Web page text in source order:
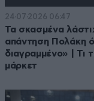
24·07·2026 06:47
Τα σκασμένα
απάντηση Πολάκη
διαγραμμένο» | Τι
μάρκετ